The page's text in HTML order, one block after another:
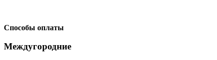
Способы оплаты
Междугородние